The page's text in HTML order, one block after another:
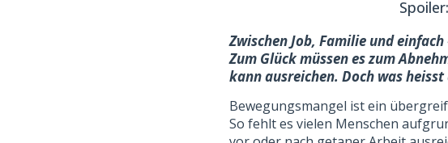
Zwischen Job, Familie und
Zum Glück müssen es zum
kann ausreichen. Doch was heisst
Bewegungsmangel ist ein
So fehlt es vielen Menschen